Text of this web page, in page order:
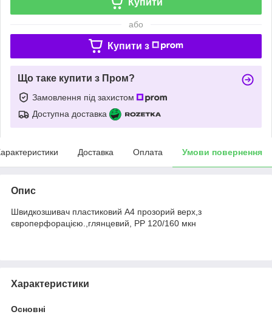
або
Купити з
Що таке купити з Пром?
Замовлення під захистом
Доступна доставка
Доставка Оплата Умови повернення
Опис
Швидкозшивач пластиковий А4 прозорий верх,з
європерфорацією.,глянцевий, РР 120/160 мкн
Характеристики
Основні